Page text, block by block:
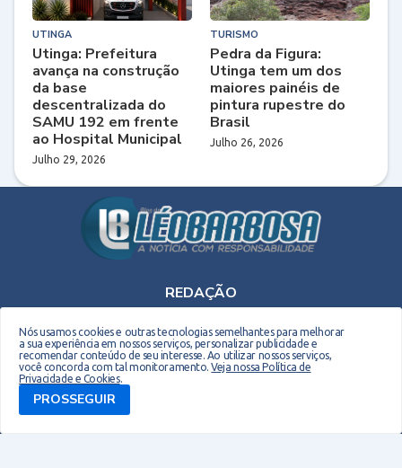
UTINGA
Utinga: Prefeitura
avança na construção
da base
descentralizada do
SAMU 192 em frente
ao Hospital Municipal
Julho 29, 2026
TURISMO
Pedra da Figura:
Utinga tem um dos
maiores painéis de
pintura rupestre do
Brasil
Julho 26, 2026
REDAÇÃO
Nós usamos cookies e outras tecnologias semelhantes para melhorar
a sua experiência em nossos serviços, personalizar publicidade e
recomendar conteúdo de seu interesse. Ao utilizar nossos serviços,
você concorda com tal monitoramento.Veja nossa Política de
Privacidade e Cookies.
PROSSEGUIR